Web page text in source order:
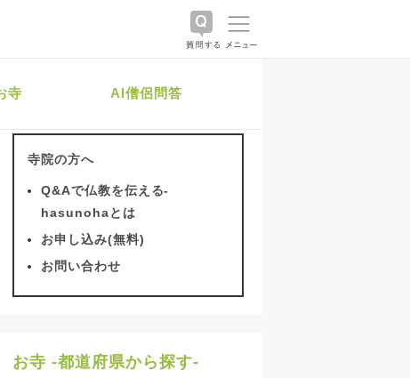
寺 AI僧侶問答
寺院の方へ
Q&Aで仏教を伝える-
hasunohaとは
お申し込み(無料)
お問い合わせ
お寺 -都道府県から探す-